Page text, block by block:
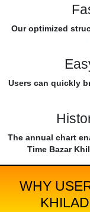
Our optimized
Users can quickly
The annual chart
Time Bazar
WHY